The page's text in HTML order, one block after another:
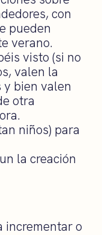
con
pueden
verano.
visto (si no
valen la
y bien valen
otra
niños) para
la creación
incrementar o